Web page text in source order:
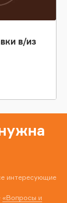
в/из
интересующие
«Вопросы и